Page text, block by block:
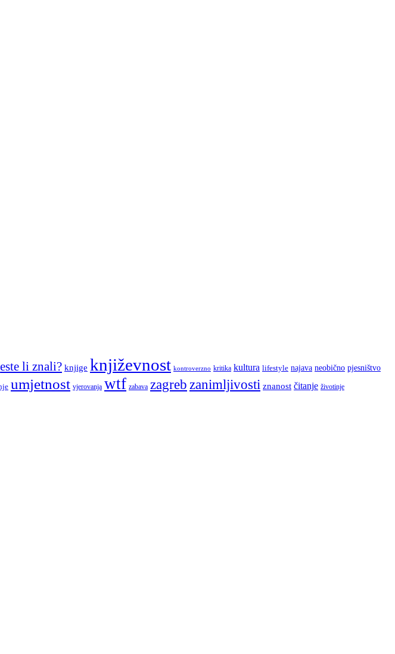
li znali? knjige književnost kontroverzno kritika kultura lifestyle najava neobično pjesništvo
umjetnost vjerovanja wtf zabava zagreb zanimljivosti znanost čitanje životinje